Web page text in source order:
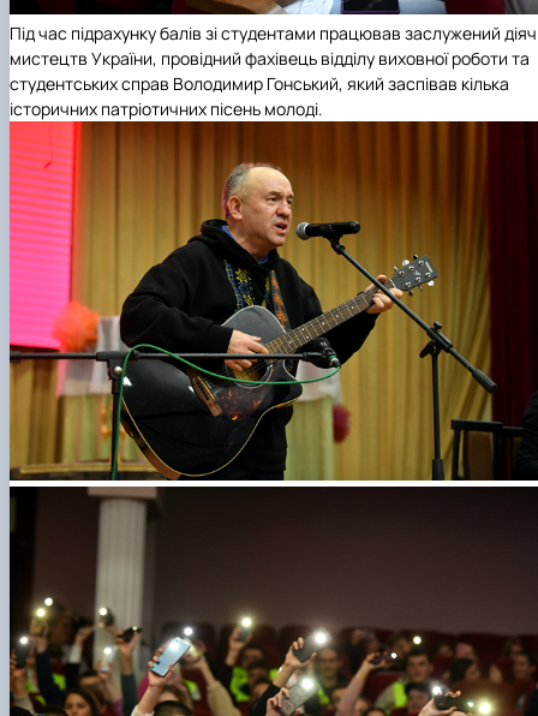
Під час підрахунку балів зі студентами працював заслужений діяч
мистецтв України, провідний фахівець відділу виховної роботи та
студентських справ Володимир Гонський, який заспівав кілька
історичних патріотичних пісень молоді.